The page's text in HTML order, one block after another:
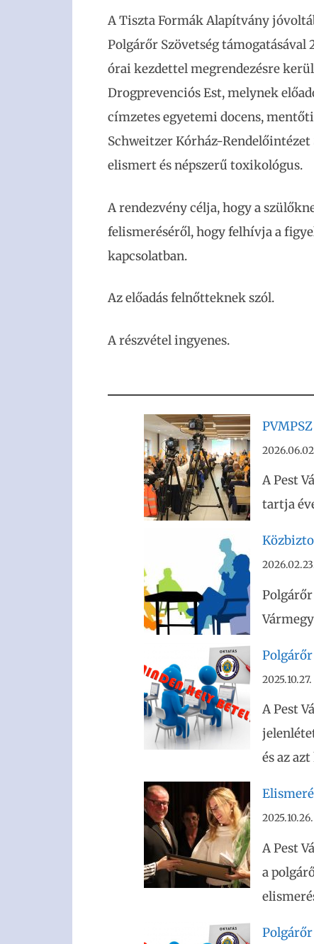
A Tiszta Formák Alapítvány
Polgárőr Szövetség támogatásával
órai kezdettel megrendezésre
Drogprevenciós Est, melynek
címzetes egyetemi docens,
Schweitzer Kórház-Rendelőintézet
elismert és népszerű toxikológus.
A rendezvény célja, hogy a
felismeréséről, hogy felhívja a
kapcsolatban.
Az előadás felnőtteknek szól.
A részvétel ingyenes.
A Pest
tartja
Polgárőr
2025.10.27.
A Pest
és az
2025.10.26.
A Pest
a